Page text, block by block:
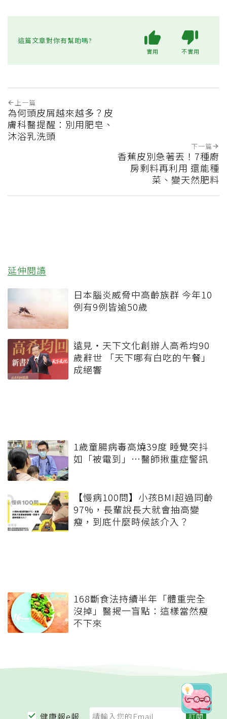
這篇文章對你有幫助嗎?
實用 不實用
上一篇
為何頭皮屑越來越多？皮
膚科醫提醒：別用肥皂、
沐浴乳洗頭
下一篇
香蕉皮別急著丟！7種廚
房剩料再利用 還能種
菜、變天然肥料
延伸閱讀
日本腦炎威脅中高齡族群 今年10
例有9例皆逾50歲
遠見‧天下文化創辦人高希均90
歲辭世 「天下哪有白吃的午餐」
成絕響
1歲童腸病毒高燒39度 睡覺突抖
如「被電到」…醫師揪重症警訊
【慢病100問】小孩BMI超過同齡
97%，長輩說長大就會抽高變
瘦，到底什麼時候該介入？
168斷食法持續半年「體重完全
沒掉」醫揭一盲點：這樣當然瘦
不下來
健康報e報